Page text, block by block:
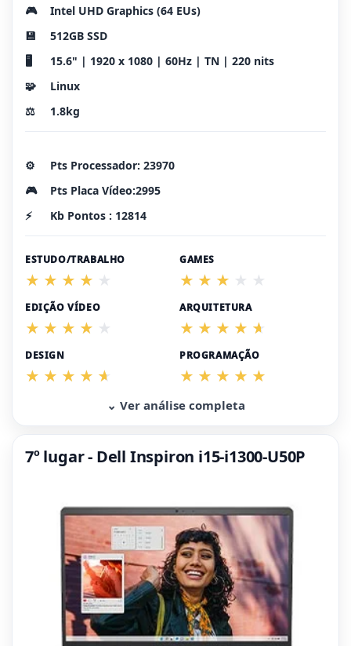
🎮
Intel UHD Graphics (64 EUs)
💾
512GB SSD
🖥️
15.6" | 1920 x 1080 | 60Hz | TN | 220 nits
🧩
Linux
⚖️
1.8kg
⚙️
Pts Processador: 23970
🎮
Pts Placa Vídeo:2995
⚡
Kb Pontos : 12814
ESTUDO/TRABALHO GAMES
EDIÇÃO VÍDEO ARQUITETURA
DESIGN PROGRAMAÇÃO
⌄ Ver análise completa
7º lugar - Dell Inspiron i15-i1300-U50P